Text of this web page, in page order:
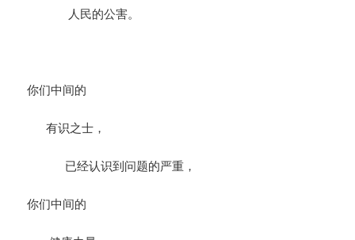
人民的公害。
你们中间的
有识之士，
已经认识到问题的严重，
你们中间的